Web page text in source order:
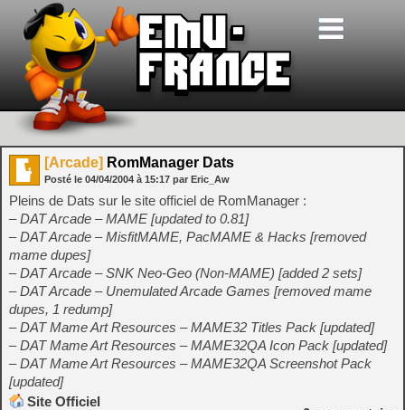
[Arcade] RomManager Dats
Posté le 04/04/2004 à 15:17 par Eric_Aw
Pleins de Dats sur le site officiel de RomManager :
– DAT Arcade – MAME [updated to 0.81]
– DAT Arcade – MisfitMAME, PacMAME & Hacks [removed
mame dupes]
– DAT Arcade – SNK Neo-Geo (Non-MAME) [added 2 sets]
– DAT Arcade – Unemulated Arcade Games [removed mame
dupes, 1 redump]
– DAT Mame Art Resources – MAME32 Titles Pack [updated]
– DAT Mame Art Resources – MAME32QA Icon Pack [updated]
– DAT Mame Art Resources – MAME32QA Screenshot Pack
[updated]
Site Officiel